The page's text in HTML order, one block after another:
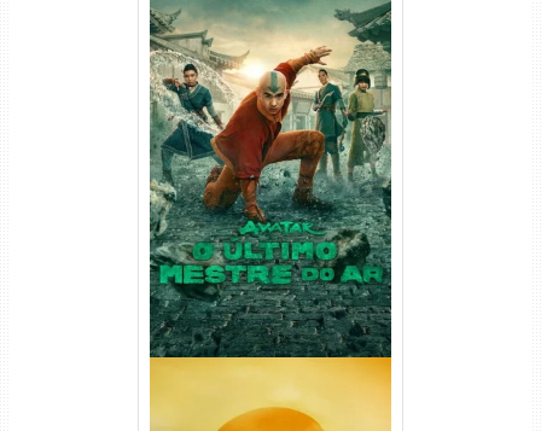
Avatar: O Último Mestre do
Ar 2ª Temporada Torrent
(2026) WEB-DL 1080p Dual
Áudio